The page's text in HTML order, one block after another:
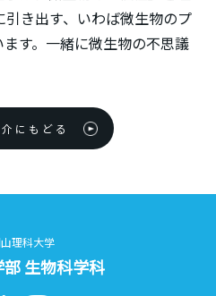
き出す、いわば微生物のプ
す。一緒に微生物の不思議
にもどる
理科大学
生物科学科